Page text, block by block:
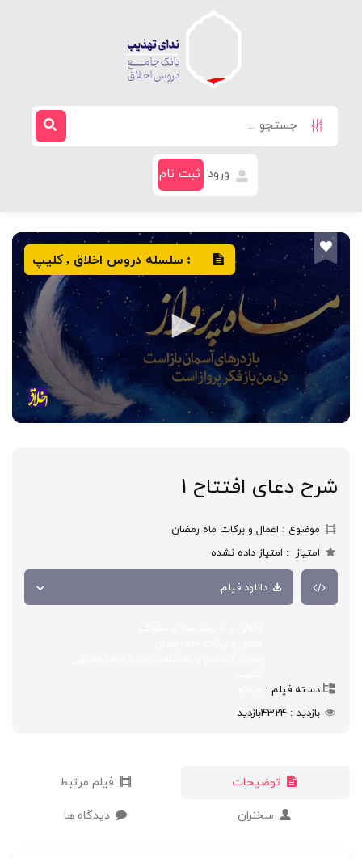
ورود ثبت نام
: سلسله دروس اخلاق , کلیپ
شرح دعای افتتاح 1
موضوع
اعمال و برکات ماه رمضان
امتیاز
امتیاز داده نشده
دانلود فیلم
دسته فیلم
بازدید
4324بازدید
توضیحات فیلم مرتبط
سخنران دیدگاه ها